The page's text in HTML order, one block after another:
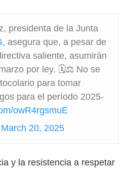
presidenta de la Junta
, asegura que, a pesar de
saliente, asumirán
por ley. 🗓️⚖️ No se
para tomar
para el período 2025-
owR4rgsmuE
March 20, 2025
y la resistencia a respetar